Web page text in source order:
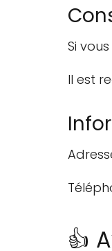
Si
Il est
👍